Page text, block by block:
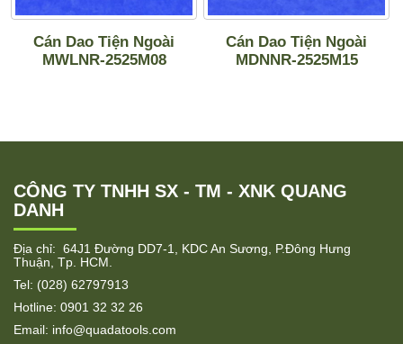
Cán Dao Tiện Ngoài
MWLNR-2525M08
Cán Dao Tiện Ngoài
MDNNR-2525M15
CÔNG TY TNHH SX - TM - XNK QUANG
DANH
Địa chỉ: 64J1 Đường DD7-1, KDC An Sương, P.Đông Hưng
Thuận, Tp. HCM.
Tel: (028) 62797913
Hotline: 0901 32 32 26
Email: info@quadatools.com